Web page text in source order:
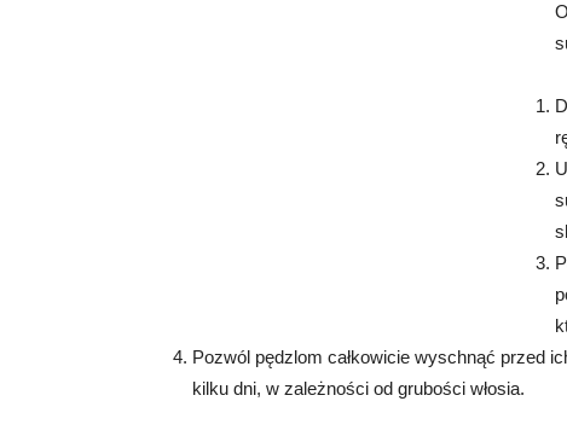
Pozwól pędzlom całkowicie wyschnąć przed
kilku dni, w zależności od grubości włosia.